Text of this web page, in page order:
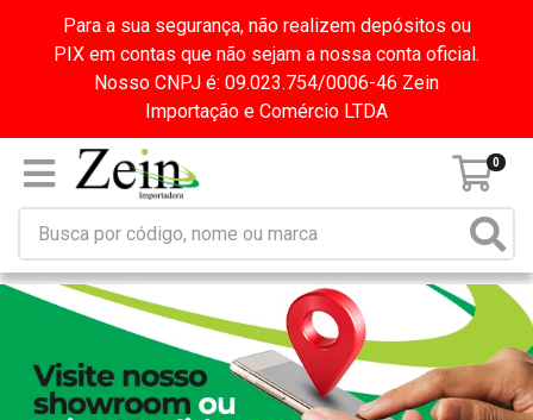
Para a sua segurança, não realizem depósitos ou
PIX em contas que não sejam a nossa conta oficial.
Nosso CNPJ é: 09.023.754/0006-46 Zein
Importação e Comércio LTDA
0